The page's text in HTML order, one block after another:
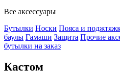
Все аксессуары
Бутылки Носки Пояса и
баулы Гамаши Защита Прочие
бутылки на заказ
Кастом